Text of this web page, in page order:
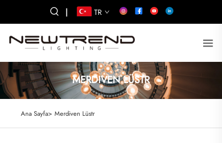
| TR
MERDIVEN LÜSTR
Ana Sayfa> Merdiven Lüstr